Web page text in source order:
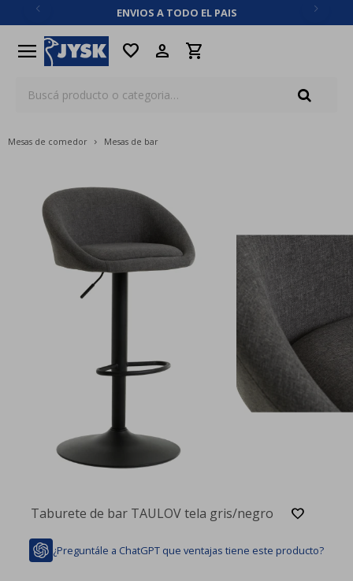
ENVIOS A TODO EL PAIS
menu favorite
Mesas de comedor Mesas de bar
Taburete de bar TAULOV tela gris/negro
¿Preguntále a ChatGPT que ventajas tiene este producto?
close